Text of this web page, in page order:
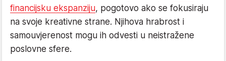
financijsku ekspanziju, pogotovo ako se fokusiraju
na svoje kreativne strane. Njihova hrabrost i
samouvjerenost mogu ih odvesti u neistražene
poslovne sfere.